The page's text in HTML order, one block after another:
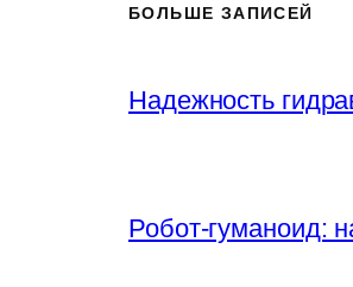
БОЛЬШЕ ЗАПИСЕЙ
Надежность
Робот-гуманоид: